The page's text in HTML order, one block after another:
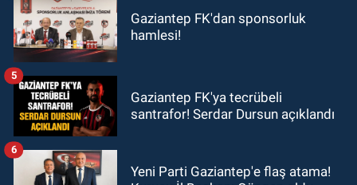
Gaziantep FK'dan sponsorluk
hamlesi!
Gaziantep FK'ya tecrübeli
santrafor! Serdar Dursun açıklandı
5
Yeni Parti Gaziantep'e flaş atama!
6